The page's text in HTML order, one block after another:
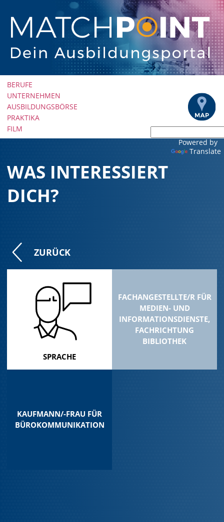
überspringen
BERUFE
UNTERNEHMEN
AUSBILDUNGSBÖRSE
PRAKTIKA
FILM
Powered by
Translate
WAS INTERESSIERT
DICH?
ZURÜCK
SPRACHE
FACHANGESTELLTE/R FÜR
MEDIEN- UND
INFORMATIONSDIENSTE,
FACHRICHTUNG
BIBLIOTHEK
KAUFMANN/-FRAU FÜR
BÜROKOMMUNIKATION